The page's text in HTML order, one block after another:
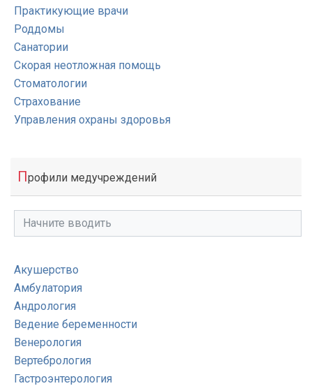
Практикующие врачи
Роддомы
Санатории
Скорая неотложная помощь
Стоматологии
Страхование
Управления охраны здоровья
Профили медучреждений
Акушерство
Амбулатория
Андрология
Ведение беременности
Венерология
Вертебрология
Гастроэнтерология